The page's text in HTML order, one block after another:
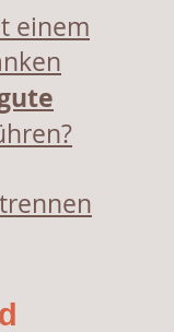
einem